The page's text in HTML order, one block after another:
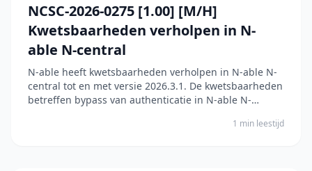
NCSC-2026-0275 [1.00] [M/H]
Kwetsbaarheden verholpen in N-
able N-central
N-able heeft kwetsbaarheden verholpen in N-able N-
central tot en met versie 2026.3.1. De kwetsbaarheden
betreffen bypass van authenticatie in N-able N-
de authenticatiecontroles omzeilen door een1 min leestijd